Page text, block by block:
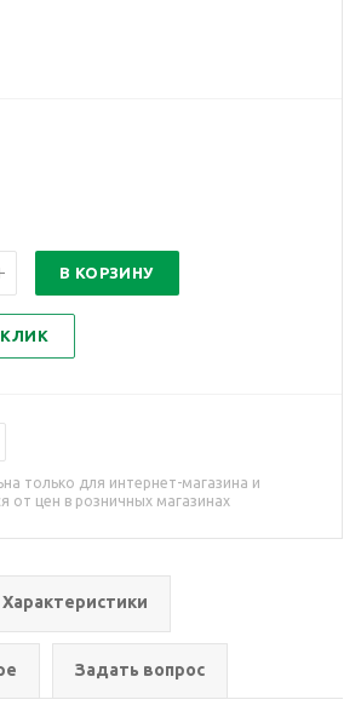
В КОРЗИНУ
КЛИК
только для интернет-магазина и
от цен в розничных магазинах
Характеристики
Задать вопрос